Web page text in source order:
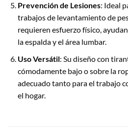
Prevención de Lesiones: Ideal
trabajos de levantamiento de
requieren esfuerzo físico,
la espalda y el área lumbar.
Uso Versátil: Su diseño con
cómodamente bajo o sobre la
adecuado tanto para el trabajo
el hogar.